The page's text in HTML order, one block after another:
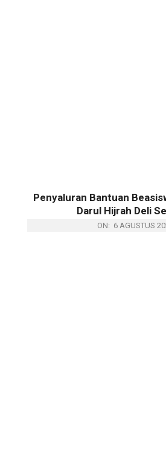
Penyaluran Bantuan
Darul Hijrah Deli
ON: 6 AGUSTUS